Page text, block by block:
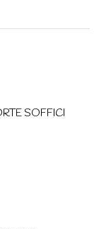
SOFFICI